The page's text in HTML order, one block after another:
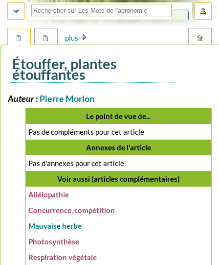
Étouffer, plantes
étouffantes
Aller
navigation
Aller
recherche
Auteur: Pierre Morlon
Le point de vue de...
Pas de compléments pour cet article
Annexes de l'article
Pas d'annexes pour cet article
Voir aussi (articles complémentaires)
Allélopathie
Concurrence, compétition
Mauvaise herbe
Photosynthèse
Respiration végétale
plus